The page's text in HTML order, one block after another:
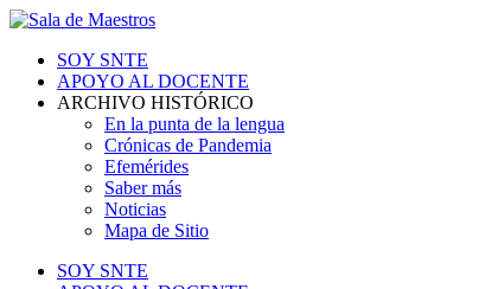
SOY SNTE
APOYO AL DOCENTE
ARCHIVO HISTÓRICO
En la punta de la lengua
Crónicas de Pandemia
Efemérides
Saber más
Noticias
Mapa de Sitio
SOY SNTE